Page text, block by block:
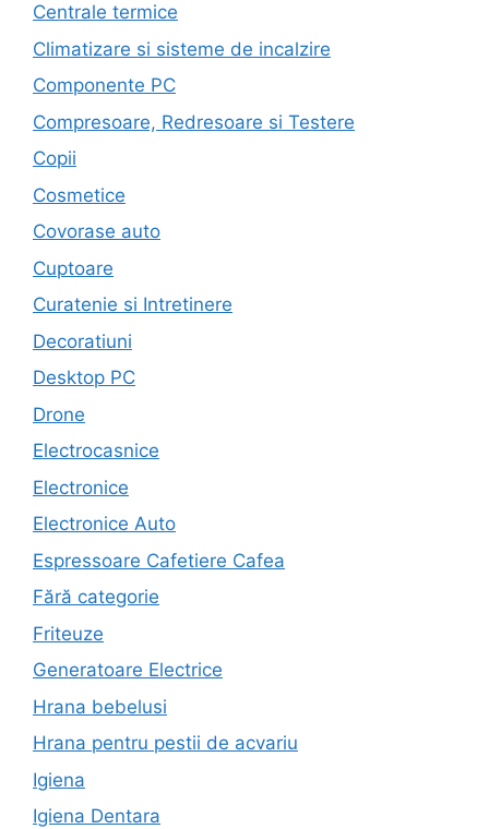
Centrale termice
Climatizare si sisteme de incalzire
Componente PC
Compresoare, Redresoare si Testere
Copii
Cosmetice
Covorase auto
Cuptoare
Curatenie si Intretinere
Decoratiuni
Desktop PC
Drone
Electrocasnice
Electronice
Electronice Auto
Espressoare Cafetiere Cafea
Fără categorie
Friteuze
Generatoare Electrice
Hrana bebelusi
Hrana pentru pestii de acvariu
Igiena
Igiena Dentara